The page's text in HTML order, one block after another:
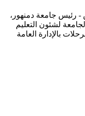
- رئيس جامعة دمنهور،
لشئون التعليم
بالإدارة العامة